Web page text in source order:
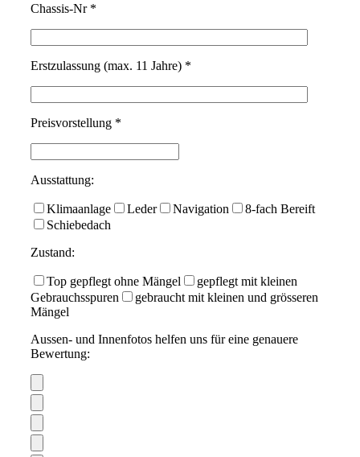
Chassis-Nr *
Erstzulassung (max. 11 Jahre) *
Preisvorstellung *
Ausstattung:
Klimaanlage Leder Navigation
8-fach Bereift
Schiebedach
Zustand:
Top gepflegt ohne Mängel
gepflegt mit kleinen
Gebrauchsspuren
gebraucht mit kleinen und grösseren
Mängel
Aussen- und Innenfotos helfen uns für eine genauere
Bewertung: